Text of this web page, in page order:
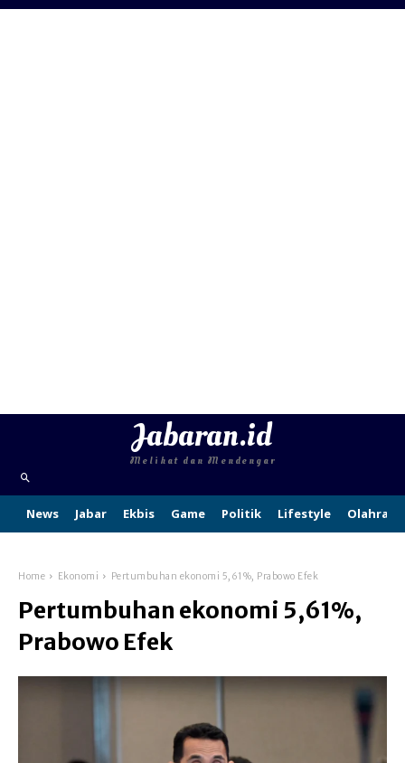
Jabaran.id
Melihat dan Mendengar
News Jabar Ekbis Game Politik Lifestyle Olahraga
Home Ekonomi Pertumbuhan ekonomi 5,61%, Prabowo Efek
Pertumbuhan ekonomi 5,61%,
Prabowo Efek